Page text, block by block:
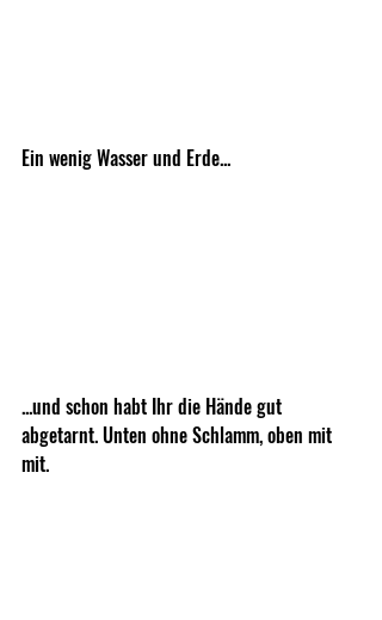
Ein wenig Wasser und Erde...
...und schon habt Ihr die Hände gut
abgetarnt. Unten ohne Schlamm, oben mit
mit.